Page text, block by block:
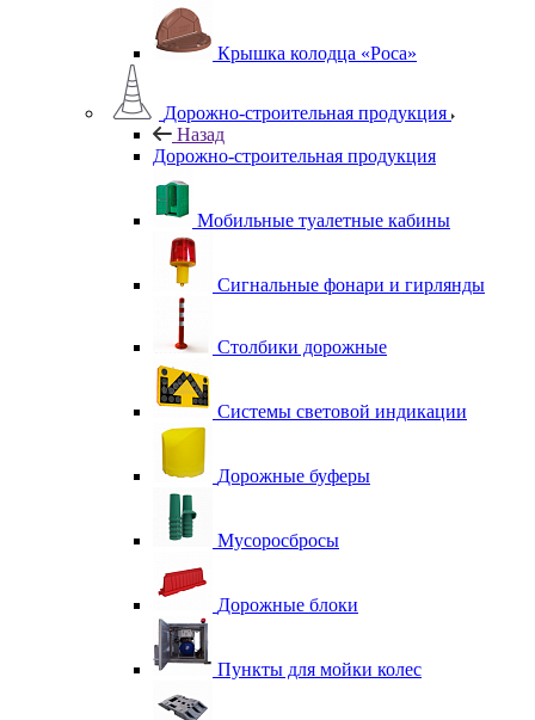
Крышка колодца «Роса»
Дорожно-строительная продукция
Назад
Дорожно-строительная продукция
Мобильные туалетные кабины
Сигнальные фонари и гирлянды
Столбики дорожные
Системы световой индикации
Дорожные буферы
Мусоросбросы
Дорожные блоки
Пункты для мойки колес